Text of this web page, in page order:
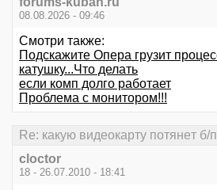
08.08.2026 - 09:46
Смотри также:
Подскажите Опера грузит
катушку...Что делать
если комп долго работает
Проблема с монитором!!!
Re: кaкую видeокaрту потянeт б/
cloctor
18 - 26.07.2010 - 18:41